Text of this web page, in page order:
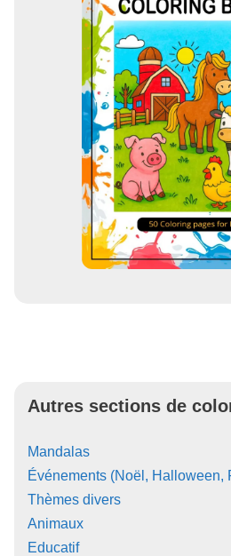
Autres sections de
Mandalas
Événements (Noël,
Thèmes divers
Animaux
Educatif